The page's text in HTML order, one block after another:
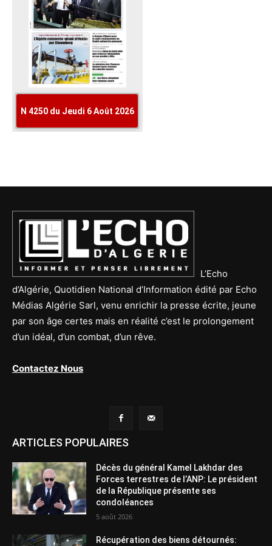
L’Echo
d’Algérie, Quotidien National d’Information édité par Echo
Médias Algérie Sarl, venu enrichir la presse écrite, jeune
par son âge certes mais en réalité c’est le prolongement
d’un idéal, d’un combat, d’un rêve.
Contactez Nous
ARTICLES POPULAIRES
Décès du général Kamel Lakhdar des
Forces terrestres de l’ANP: Le président
de la République présente ses
condoléances
5 août 2026
Récupération des biens détournés: